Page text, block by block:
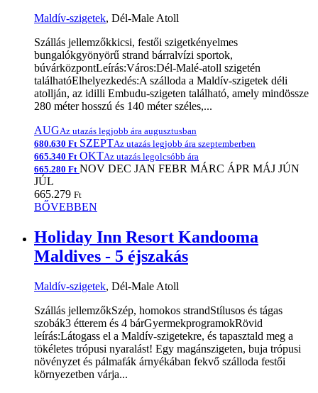
Maldív-szigetek, Dél-Male Atoll
Szállás jellemzőkkicsi, festői szigetkényelmes
bungalókgyönyörű strand bárralvízi sportok,
búvárközpontLeírás:Város:Dél-Malé-atoll szigetén
találhatóElhelyezkedés:A szálloda a Maldív-szigetek déli
atollján, az idilli Embudu-szigeten található, amely mindössze
280 méter hosszú és 140 méter széles,...
AUGAz utazás legjobb ára augusztusban
680.630 Ft SZEPTAz utazás legjobb ára szeptemberben
665.340 Ft OKTAz utazás legolcsóbb ára
665.280 Ft NOV DEC JAN FEBR MÁRC ÁPR MÁJ JÚN
JÚL
665.279 Ft
BŐVEBBEN
Holiday Inn Resort Kandooma
Maldives - 5 éjszakás
Maldív-szigetek, Dél-Male Atoll
Szállás jellemzőkSzép, homokos strandStílusos és tágas
szobák3 étterem és 4 bárGyermekprogramokRövid
leírás:Látogass el a Maldív-szigetekre, és tapasztald meg a
tökéletes trópusi nyaralást! Egy magánszigeten, buja trópusi
növényzet és pálmafák árnyékában fekvő szálloda festői
környezetben várja...